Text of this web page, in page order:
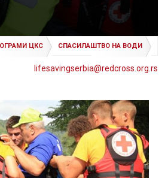
ЦКС СПАСИЛАШТВО НА ВОДИ
lifesavingserbia@redcross .org .rs